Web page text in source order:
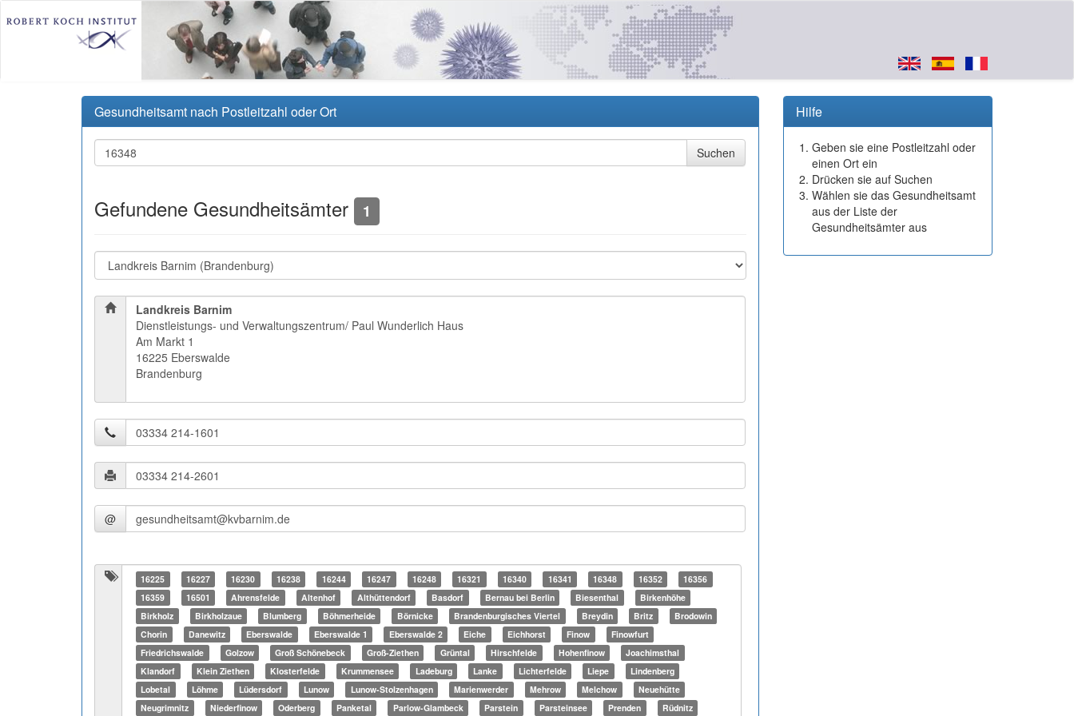
Gesundheitsamt nach Postleitzahl oder Ort
Gefundene Gesundheitsämter 1
Landkreis Barnim
Dienstleistungs- und Verwaltungszentrum/ Paul Wunderlich Haus
Am Markt 1
16225 Eberswalde
Brandenburg
@
16225 16227 16230 16238 16244 16247 16248 16321 16340 16341 16348 16352
16356
16359
16501 Ahrensfelde Altenhof Althüttendorf Basdorf Bernau bei Berlin Biesenthal
Birkenhöhe
Birkholz
Birkholzaue Blumberg Böhmerheide Börnicke Brandenburgisches Viertel Breydin Britz
Brodowin
Chorin
Danewitz Eberswalde Eberswalde 1 Eberswalde 2 Eiche Eichhorst Finow
Finowfurt
Friedrichswalde
Golzow Groß Schönebeck Groß-Ziethen Grüntal Hirschfelde Hohenfinow
Joachimsthal
Klandorf
Klein Ziethen Klosterfelde Krummensee Ladeburg Lanke Lichterfelde Liepe
Lindenberg
Lobetal
Löhme Lüdersdorf Lunow Lunow-Stolzenhagen Marienwerder Mehrow Melchow
Neuehütte
Neugrimnitz
Niederfinow Oderberg Panketal Parlow-Glambeck Parstein Parsteinsee Prenden Rüdnitz
Hilfe
Geben sie eine Postleitzahl oder
einen Ort ein
Drücken sie auf Suchen
Wählen sie das Gesundheitsamt
aus der Liste der
Gesundheitsämter aus